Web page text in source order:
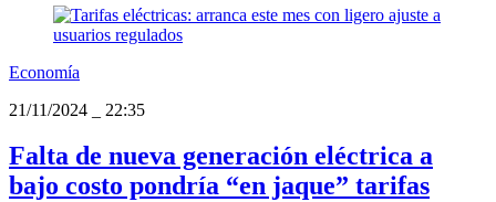
Economía
21/11/2024
22:35
Falta de nueva generación eléctrica a
bajo costo pondría “en jaque” tarifas